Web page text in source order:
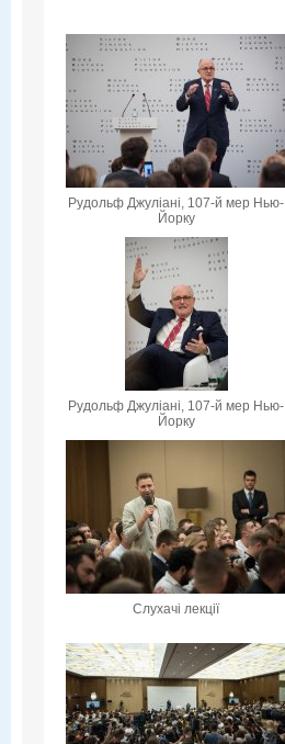
Рудольф Джуліані, 107-й мер Нью-
Йорку
Рудольф Джуліані, 107-й мер Нью-
Йорку
Слухачі лекції